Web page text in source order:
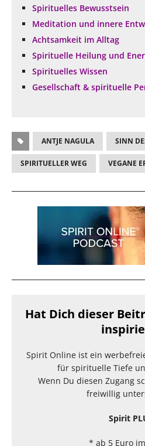
Spirituelles Bewusstsein
Meditation und innere
Achtsamkeit im Alltag
Spirituelle Heilung und
Spirituelles Wissen
Gesellschaft & spirituelle
ANTJE NAGULA SINN
SPIRITUELLER WEG VEGANE
Hat Dich dieser
Spirit Online ist ein
für spirituelle Tiefe
Wenn Du diesen Zugang
freiwillig
Spirit
* ab 5 Euro